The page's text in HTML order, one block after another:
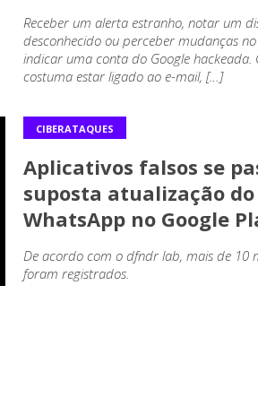
Receber um alerta estranho, notar um
desconhecido ou perceber mudanças
indicar uma conta do Google hackeada.
costuma estar ligado ao e-mail, […]
CIBERATAQUES
Aplicativos falsos se
suposta atualização do
WhatsApp no Google
De acordo com o dfndr lab, mais de 10
foram registrados.